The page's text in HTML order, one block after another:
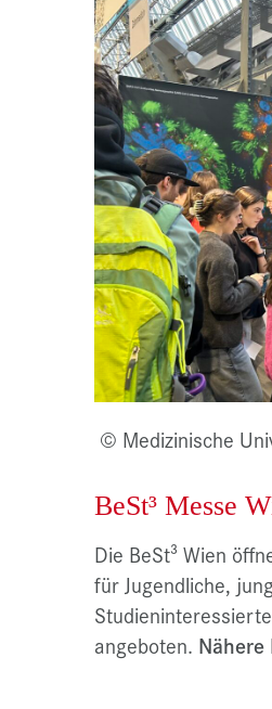
© Medizinische
BeSt³ Messe
Die BeSt³ Wien
für Jugendliche,
angeboten.